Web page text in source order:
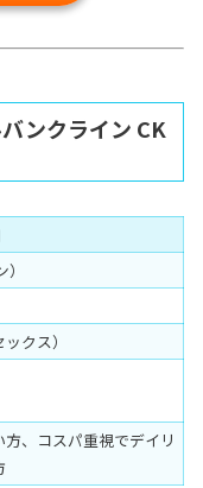
ンクライン CK
クス）
、コスパ重視でデイリ